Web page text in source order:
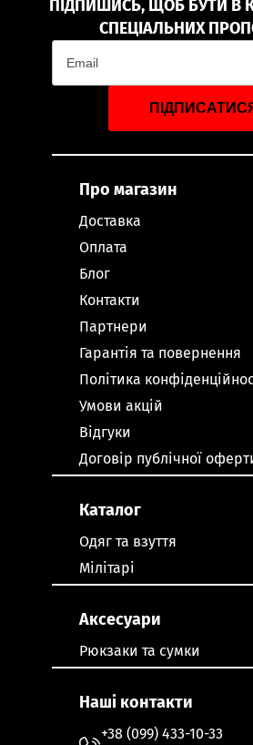
ПІДПИШИСЬ, ЩОБ БУТИ В
СПЕЦІАЛЬНИХ
Про магазин
Доставка
Оплата
Блог
Контакти
Партнери
Гарантія та повернення
Політика
Умови акцій
Відгуки
Договір публічної
Каталог
Одяг та взуття
Мілітарі
Аксесуари
Рюкзаки та сумки
Наші контакти
+38 (099) 433-10-33